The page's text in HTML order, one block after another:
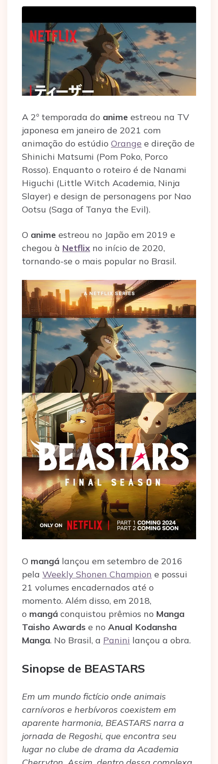
A 2º temporada do anime estreou na TV
japonesa em janeiro de 2021 com
animação do estúdio Orange e direção de
Shinichi Matsumi (Pom Poko, Porco
Rosso). Enquanto o roteiro é de Nanami
Higuchi (Little Witch Academia, Ninja
Slayer) e design de personagens por Nao
Ootsu (Saga of Tanya the Evil).
O anime estreou no Japão em 2019 e
chegou à Netflix no início de 2020,
tornando-se o mais popular no Brasil.
O mangá lançou em setembro de 2016
pela Weekly Shonen Champion e possui
21 volumes encadernados até o
momento. Além disso, em 2018,
o mangá conquistou prêmios no Manga
Taisho Awards e no Anual Kodansha
Manga. No Brasil, a Panini lançou a obra.
Sinopse de BEASTARS
Em um mundo fictício onde animais
carnívoros e herbívoros coexistem em
aparente harmonia, BEASTARS narra a
jornada de Regoshi, que encontra seu
lugar no clube de drama da Academia